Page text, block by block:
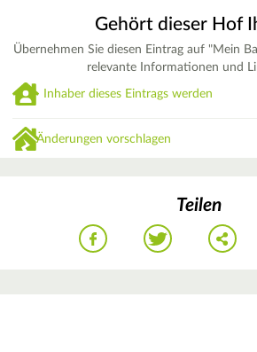
Gehört dieser Hof
Übernehmen Sie diesen Eintrag auf "Mein
relevante Informationen und
Inhaber dieses Eintrags werden
Änderungen vorschlagen
Teilen